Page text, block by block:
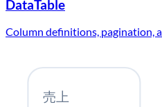
DataTable
Column definitions, pagination,
売上